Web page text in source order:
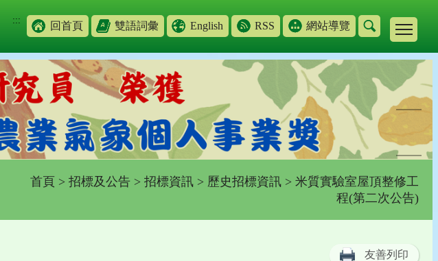
::: 回首頁 雙語詞彙 English RSS 網站導覽
首頁 > 招標及公告 > 招標資訊 > 歷史招標資訊 > 米質實驗室屋頂整修⼯
程(第二次公告)
友善列印